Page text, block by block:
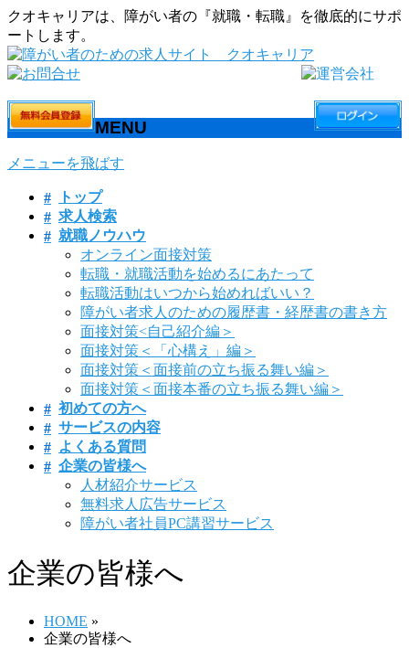
クオキャリアは、障がい者の『就職・転職』を徹底的にサポ
ートします。
MENU
メニューを飛ばす
トップ
求人検索
就職ノウハウ
オンライン面接対策
転職・就職活動を始めるにあたって
転職活動はいつから始めればいい？
障がい者求人のための履歴書・経歴書の書き方
面接対策<自己紹介編＞
面接対策＜「心構え」編＞
面接対策＜面接前の立ち振る舞い編＞
面接対策＜面接本番の立ち振る舞い編＞
初めての方へ
サービスの内容
よくある質問
企業の皆様へ
人材紹介サービス
無料求人広告サービス
障がい者社員PC講習サービス
企業の皆様へ
HOME »
企業の皆様へ